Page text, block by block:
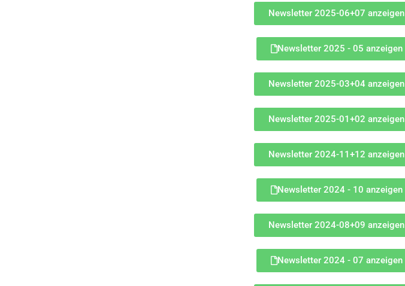
Newsletter 2025-06+07 anzeigen
Newsletter 2025 - 05 anzeigen
Newsletter 2025-03+04 anzeigen
Newsletter 2025-01+02 anzeigen
Newsletter 2024-11+12 anzeigen
Newsletter 2024 - 10 anzeigen
Newsletter 2024-08+09 anzeigen
Newsletter 2024 - 07 anzeigen